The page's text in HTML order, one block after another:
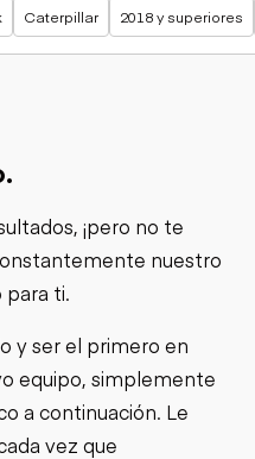
Caterpillar 2018 y superiores
¡pero no te
nuestro
para ti.
y ser el primero en
equipo, simplemente
a continuación. Le
vez que